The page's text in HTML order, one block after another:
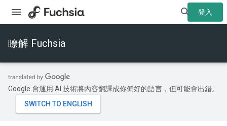
登入
瞭解 Fuchsia
Google 會運用 AI 技術將內容翻譯成你偏好的語言，但可能會出錯。